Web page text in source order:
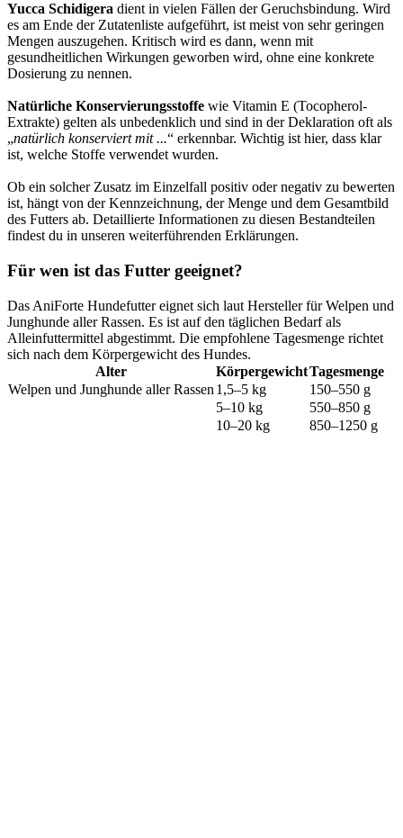
Yucca Schidigera dient in vielen Fällen der Geruchsbindung. Wird
es am Ende der Zutatenliste aufgeführt, ist meist von sehr geringen
Mengen auszugehen. Kritisch wird es dann, wenn mit
gesundheitlichen Wirkungen geworben wird, ohne eine konkrete
Dosierung zu nennen.
Natürliche Konservierungsstoffe wie Vitamin E (Tocopherol-
Extrakte) gelten als unbedenklich und sind in der Deklaration oft als
„natürlich konserviert mit ...“ erkennbar. Wichtig ist hier, dass klar
ist, welche Stoffe verwendet wurden.
Ob ein solcher Zusatz im Einzelfall positiv oder negativ zu bewerten
ist, hängt von der Kennzeichnung, der Menge und dem Gesamtbild
des Futters ab. Detaillierte Informationen zu diesen Bestandteilen
findest du in unseren weiterführenden Erklärungen.
Für wen ist das Futter geeignet?
Das AniForte Hundefutter eignet sich laut Hersteller für Welpen und
Junghunde aller Rassen. Es ist auf den täglichen Bedarf als
Alleinfuttermittel abgestimmt. Die empfohlene Tagesmenge richtet
sich nach dem Körpergewicht des Hundes.
Alter
KörpergewichtTagesmenge
Welpen und Junghunde aller Rassen 1,5–5 kg
150–550 g
5–10 kg
550–850 g
10–20 kg
850–1250 g